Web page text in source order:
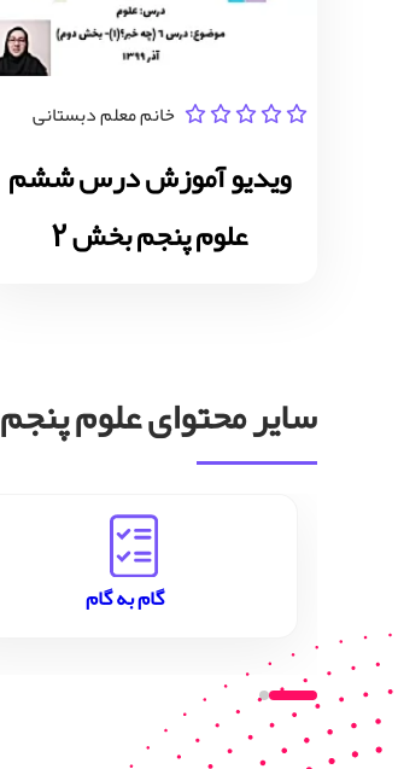
خانم معلم دبستانی
ویدیو آموزش درس ششم
علوم پنجم بخش 2
سایر محتوای علوم پنجم
گام به گام